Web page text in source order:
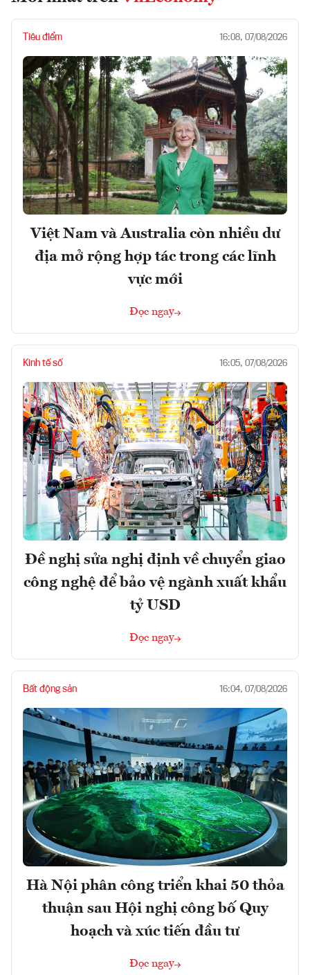
Tiêu điểm 16:08, 07/08/2026
Việt Nam và Australia còn nhiều dư
địa mở rộng hợp tác trong các lĩnh
vực mới
Đọc ngay
Kinh tế số 16:05, 07/08/2026
Đề nghị sửa nghị định về chuyển giao
công nghệ để bảo vệ ngành xuất khẩu
tỷ USD
Đọc ngay
Bất động sản 16:04, 07/08/2026
Hà Nội phân công triển khai 50 thỏa
thuận sau Hội nghị công bố Quy
hoạch và xúc tiến đầu tư
Đọc ngay